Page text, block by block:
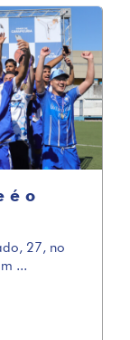
é o
27, no
...